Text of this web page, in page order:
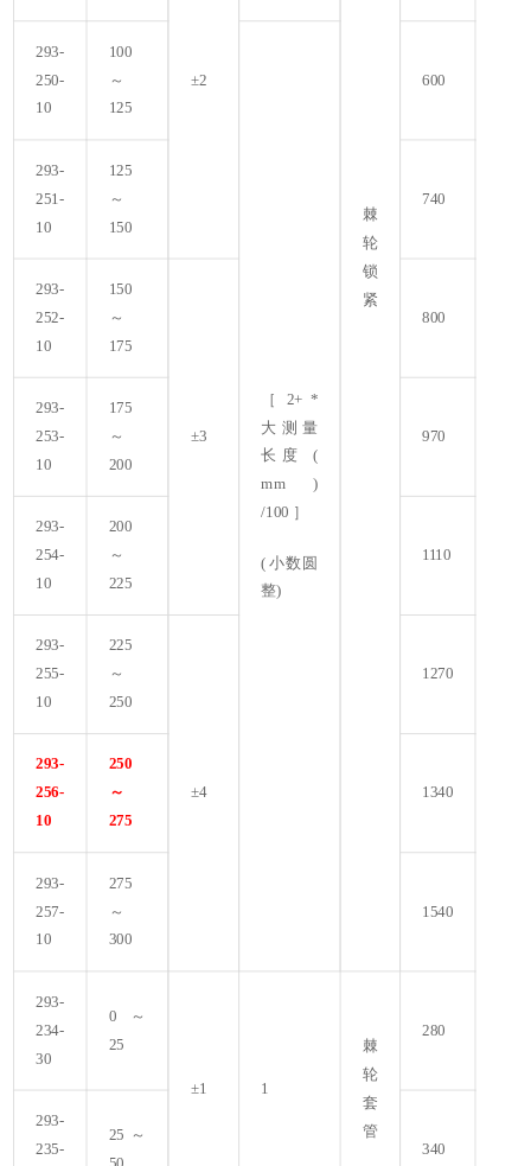
棘
轮
锁
紧
±2
293-
250-
10
100
～
125
［ 2+ *
大测量
长度 (
mm )
/100 ］
(小数圆
整)
600
293-
251-
10
125
～
150
740
293-
252-
10
150
～
175
±3
800
293-
253-
10
175
～
200
970
293-
254-
10
200
～
225
1110
293-
255-
10
225
～
250
±4
1270
293-
256-
10
250
～
275
1340
293-
257-
10
275
～
300
1540
293-
234-
30
0～
25
±1 1
棘
轮
套
管
280
293-
235-
25～
340